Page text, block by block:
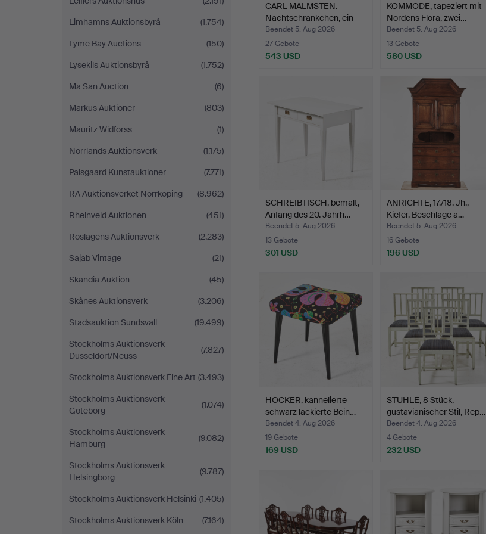
Limhamns Auktionsbyrå
(1.754)
Lyme Bay Auctions
(150)
Lysekils Auktionsbyrå
(1.752)
Ma San Auction
(6)
Markus Auktioner
(803)
Mauritz Widforss
(1)
Norrlands Auktionsverk
(1.175)
Palsgaard Kunstauktioner
(7.771)
RA Auktionsverket Norrköping
(8.962)
Rheinveld Auktionen
(451)
Roslagens Auktionsverk
(2.283)
Sajab Vintage
(21)
Skandia Auktion
(45)
Skånes Auktionsverk
(3.206)
Stadsauktion Sundsvall
(19.499)
Stockholms Auktionsverk
Düsseldorf/Neuss
(7.827)
Stockholms Auktionsverk Fine Art (3.493)
Stockholms Auktionsverk
Göteborg
(1.074)
Stockholms Auktionsverk
Hamburg
(9.082)
Stockholms Auktionsverk
Helsingborg
(9.787)
Stockholms Auktionsverk Helsinki (1.405)
Stockholms Auktionsverk Köln
(7.164)
CARL MALMSTEN.
Nachtschränkchen, ein
Paar,…
Beendet 5. Aug 2026
27 Gebote
543 USD
KOMMODE, tapeziert mit
Nordens Flora, zwei…
Beendet 5. Aug 2026
13 Gebote
580 USD
SCHREIBTISCH, bemalt,
Anfang des 20. Jahrh…
Beendet 5. Aug 2026
13 Gebote
301 USD
ANRICHTE, 17./18. Jh.,
Kiefer, Beschläge a…
Beendet 5. Aug 2026
16 Gebote
196 USD
HOCKER, kannelierte
schwarz lackierte Bein…
Beendet 4. Aug 2026
19 Gebote
169 USD
STÜHLE, 8 Stück,
gustavianischer Stil, Rep…
Beendet 4. Aug 2026
4 Gebote
232 USD